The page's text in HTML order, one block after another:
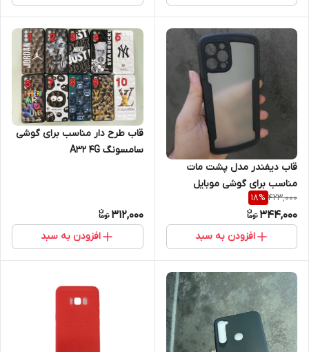
قاب دیفندر مدل پشت مات
مناسب برای گوشی موبایل
iphone 12 pro max
423,000
18%
344,000
افزودن به سبد
قاب طرح دار مناسب برای گوشی
سامسونگ A32 4G
312,000
افزودن به سبد